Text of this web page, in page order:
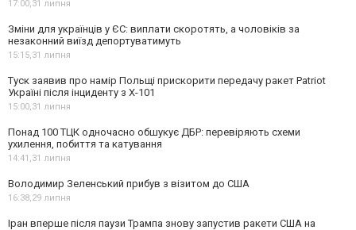
17:00,31 липня
Зміни для українців у ЄС: виплати скоротять, а чоловіків за
незаконний виїзд депортуватимуть
15:15,31 липня
Туск заявив про намір Польщі прискорити передачу ракет Patriot
Україні після інциденту з Х-101
15:00,31 липня
Понад 100 ТЦК одночасно обшукує ДБР: перевіряють схеми
ухилення, побиття та катування
14:41,31 липня
Володимир Зеленський прибув з візитом до США
16:38,29 липня
Іран вперше після паузи Трампа знову запустив ракети США на